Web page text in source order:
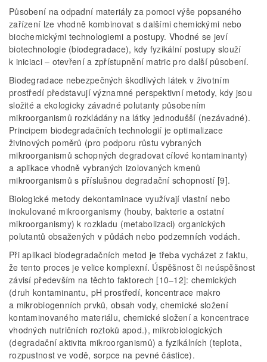
Působení na odpadní materiály za pomoci výše popsaného
zařízení lze vhodně kombinovat s dalšími chemickými nebo
biochemickými technologiemi a postupy. Vhodné se jeví
biotechnologie (biodegradace), kdy fyzikální postupy slouží
k iniciaci – otevření a zpřístupnění matric pro další působení.
Biodegradace nebezpečných škodlivých látek v životním
prostředí představují významné perspektivní metody, kdy jsou
složité a ekologicky závadné polutanty působením
mikroorganismů rozkládány na látky jednodušší (nezávadné).
Principem biodegradačních technologií je optimalizace
živinových poměrů (pro podporu růstu vybraných
mikroorganismů schopných degradovat cílové kontaminanty)
a aplikace vhodně vybraných izolovaných kmenů
mikroorganismů s příslušnou degradační schopností [9].
Biologické metody dekontaminace využívají vlastní nebo
inokulované mikroorganismy (houby, bakterie a ostatní
mikroorganismy) k rozkladu (metabolizaci) organických
polutantů obsažených v půdách nebo podzemních vodách.
Při aplikaci biodegradačních metod je třeba vycházet z faktu,
že tento proces je velice komplexní. Úspěšnost či neúspěšnost
závisí především na těchto faktorech [10–12]: chemických
(druh kontaminantu, pH prostředí, koncentrace makro
a mikrobiogenních prvků, obsah vody, chemické složení
kontaminovaného materiálu, chemické složení a koncentrace
vhodných nutričních roztoků apod.), mikrobiologických
(degradační aktivita mikroorganismů) a fyzikálních (teplota,
rozpustnost ve vodě, sorpce na pevné částice).